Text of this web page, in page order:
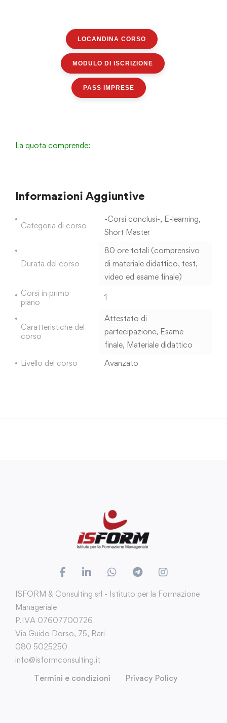
LOCANDINA CORSO
MODULO DI ISCRIZIONE
PASS IMPRESE
La quota comprende:
Informazioni Aggiuntive
Categoria di corso
-Corsi conclusi-, E-learning,
Short Master
Durata del corso
80 ore totali (comprensivo
di materiale didattico, test,
video ed esame finale)
Corsi in primo
piano
1
Caratteristiche del
corso
Attestato di
partecipazione, Esame
finale, Materiale didattico
Livello del corso
Avanzato
ISFORM & Consulting srl - Istituto per la Formazione
Manageriale
P.IVA 07607700726
Via Guido Dorso, 75, Bari
080 5025250
info@isformconsulting.it
Termini e condizioni
Privacy Policy